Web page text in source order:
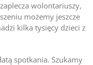
wolontariuszy,
możemy jeszcze
kilka tysięcy dzieci z
spotkania. Szukamy